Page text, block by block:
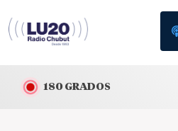
180 GRADOS